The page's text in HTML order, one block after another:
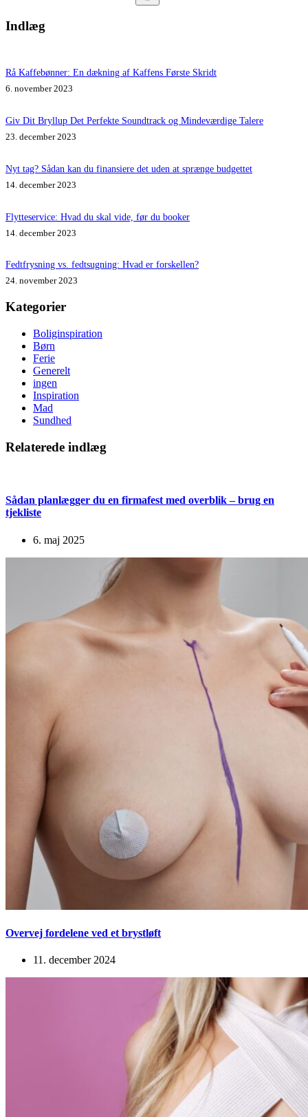
resultater
Indlæg
Rå Kaffebønner: En dækning af Kaffens Første Skridt
6. november 2023
Giv Dit Bryllup Det Perfekte Soundtrack og Mindeværdige Talere
23. december 2023
Nyt tag? Sådan kan du finansiere det uden at sprænge budgettet
14. december 2023
Flytteservice: Hvad du skal vide, før du booker
14. december 2023
Fedtfrysning vs. fedtsugning: Hvad er forskellen?
24. november 2023
Kategorier
Boliginspiration
Børn
Ferie
Generelt
ingen
Inspiration
Mad
Sundhed
Relaterede indlæg
Sådan planlægger du en firmafest med overblik – brug en
tjekliste
6. maj 2025
Overvej fordelene ved et brystløft
11. december 2024